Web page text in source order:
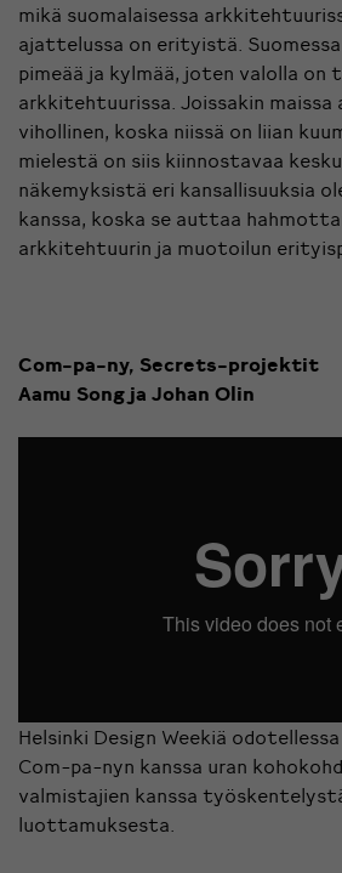
mikä suomalaisessa
ajattelussa on erityistä.
pimeää ja kylmää, joten valolla on
arkkitehtuurissa. Joissakin maissa
vihollinen, koska niissä on liian
mielestä on siis kiinnostavaa
näkemyksistä eri kansallisuuksia
kanssa, koska se auttaa
arkkitehtuurin ja muotoilun
Com-pa-ny, Secrets-projektit
Aamu Song ja Johan Olin
Helsinki Design Weekiä
Com-pa-nyn kanssa uran
valmistajien kanssa
luottamuksesta.